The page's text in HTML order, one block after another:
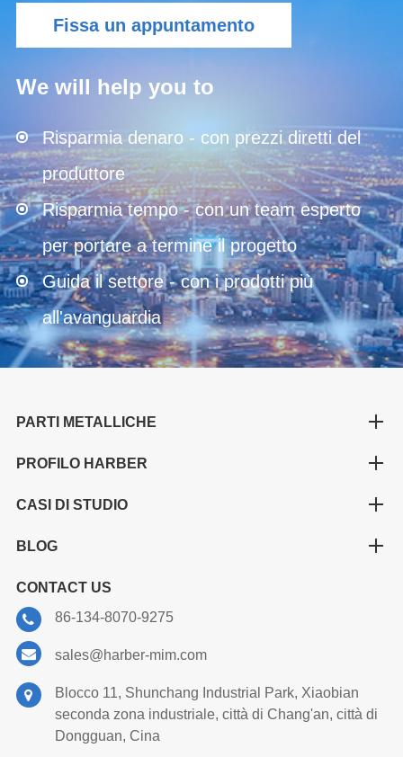
Fissa un appuntamento
We will help you to
Risparmia denaro - con prezzi diretti del
produttore
Risparmia tempo - con un team esperto
per portare a termine il progetto
Guida il settore - con i prodotti più
all'avanguardia
PARTI METALLICHE
PROFILO HARBER
CASI DI STUDIO
BLOG
CONTACT US
86-134-8070-9275
sales@harber-mim.com
Blocco 11, Shunchang Industrial Park, Xiaobian
seconda zona industriale, città di Chang'an, città di
Dongguan, Cina